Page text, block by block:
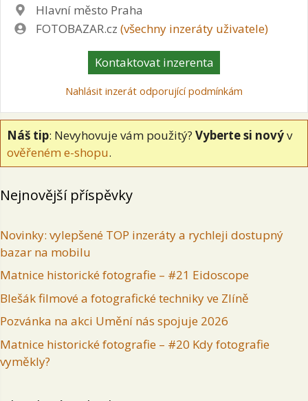
Lokalita
Hlavní město Praha
Zadavatel
FOTOBAZAR.cz (všechny inzeráty uživatele)
Kontaktovat inzerenta
Nahlásit inzerát odporující podmínkám
Náš tip: Nevyhovuje vám použitý? Vyberte si novýv
ověřeném e-shopu.
Nejnovější příspěvky
Novinky: vylepšené TOP inzeráty a rychleji dostupný
bazar na mobilu
Matnice historické fotografie – #21 Eidoscope
Blešák filmové a fotografické techniky ve Zlíně
Pozvánka na akci Umění nás spojuje 2026
Matnice historické fotografie – #20 Kdy fotografie
vyměkly?